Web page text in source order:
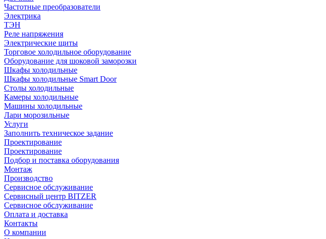
Частотные преобразователи
Электрика
ТЭН
Реле напряжения
Электрические щиты
Торговое холодильное оборудование
Оборудование для шоковой заморозки
Шкафы холодильные
Шкафы холодильные Smart Door
Столы холодильные
Камеры холодильные
Машины холодильные
Лари морозильные
Услуги
Заполнить техническое задание
Проектирование
Проектирование
Подбор и поставка оборудования
Монтаж
Производство
Сервисное обслуживание
Сервисный центр BITZER
Сервисное обслуживание
Оплата и доставка
Контакты
О компании